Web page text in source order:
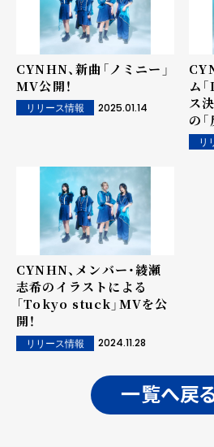
CYNHN、新曲「ノミニー」
MV公開！
リリース情報 2025.01.14
ム
ス
の「
リ
CYNHN、メンバー・綾瀬
志希のイラストによる
「Tokyo stuck」MVを公
開！
リリース情報 2024.11.28
一覧へ戻